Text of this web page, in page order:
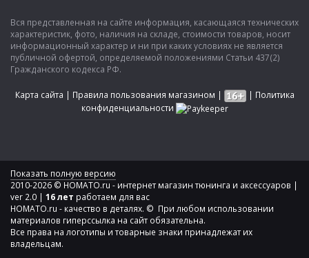
Вся представленная на сайте информация, касающаяся технических
характеристик, фото, наличия на складе, стоимости товаров, носит
информационный характер и ни при каких условиях не является
публичной офертой, определяемой положениями Статьи 437(2)
Гражданского кодекса РФ.
Карта сайта | Правила пользования магазином | | Политика
конфиденциальности
Показать полную версию
2010-2026 © HOMATO.ru - интернет магазин тюнинга и аксессуаров |
ver 2.0 | 16 лет работаем для вас
HOMATO.ru - качество в деталях. © При любом использовании
материалов гиперссылка на сайт обязательна.
Все права на логотипы и товарные знаки принадлежат их
владельцам.